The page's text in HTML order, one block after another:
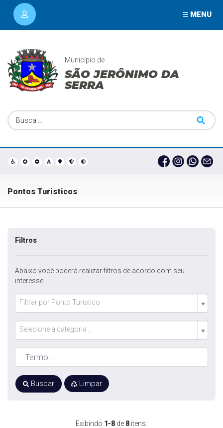
MENU
Município de
SÃO JERÔNIMO DA
SERRA
Pontos Turisticos
Exibindo 1-8 de 8 itens.
Filtros
Abaixo você poderá realizar filtros de acordo com seu
interesse.
Filtrar por Ponto Turístico
Selecione a categoria ...
Buscar Limpar